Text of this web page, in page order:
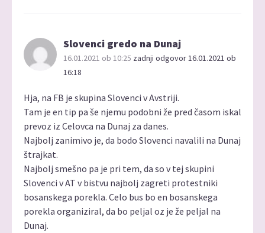
Slovenci gredo na Dunaj
16.01.2021 ob 10:25 zadnji odgovor 16.01.2021 ob
16:18
Hja, na FB je skupina Slovenci v Avstriji.
Tam je en tip pa še njemu podobni že pred časom iskal
prevoz iz Celovca na Dunaj za danes.
Najbolj zanimivo je, da bodo Slovenci navalili na Dunaj
štrajkat.
Najbolj smešno pa je pri tem, da so v tej skupini
Slovenci v AT v bistvu najbolj zagreti protestniki
bosanskega porekla. Celo bus bo en bosanskega
porekla organiziral, da bo peljal oz je že peljal na
Dunaj.